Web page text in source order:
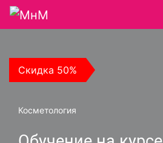
Скидка 50%
Косметология